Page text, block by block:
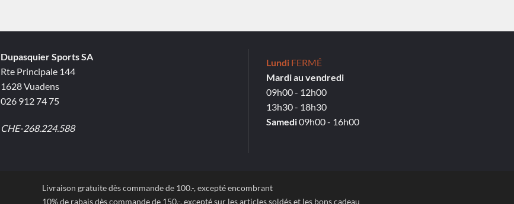
Dupasquier Sports SA
Rte Principale 144
1628 Vuadens
026 912 74 75
CHE-268.224.588
Lundi FERMÉ
Mardi au vendredi
09h00 - 12h00
13h30 - 18h30
Samedi09h00 - 16h00
Livraison gratuite dès commande de 100.-, excepté encombrant
10% de rabais dès commande de 150.-, excepté sur les articles soldés et les bons cadeau